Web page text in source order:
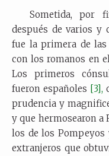
Sometida, por
después de varios y
fue la primera de
con los romanos en
Los primeros
fueron españoles [3],
prudencia y
y que hermosearon a
los de los
extranjeros que